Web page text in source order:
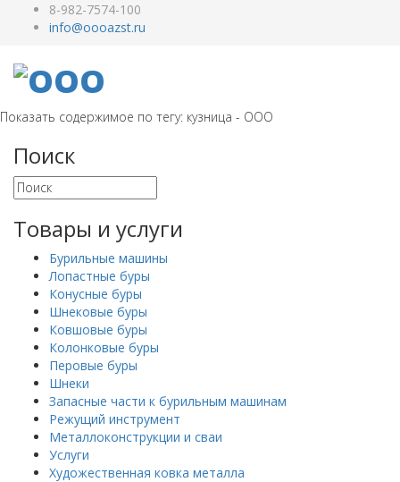
8-982-7574-100
Показать содержимое по тегу: кузница - ООО
Поиск
Товары и услуги
Бурильные машины
Лопастные буры
Конусные буры
Шнековые буры
Ковшовые буры
Колонковые буры
Перовые буры
Шнеки
Запасные части к бурильным машинам
Режущий инструмент
Металлоконструкции и сваи
Услуги
Художественная ковка металла